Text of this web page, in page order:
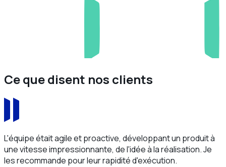
Ce que disent nos clients
L'équipe était agile et proactive, développant un produit à
une vitesse impressionnante, de l'idée à la réalisation. Je
les recommande pour leur rapidité d'exécution.